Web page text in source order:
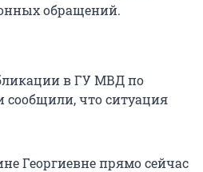
обращений.
в ГУ МВД по
сообщили, что ситуация
Георгиевне прямо сейчас